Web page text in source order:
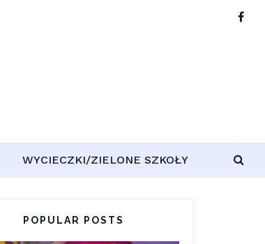
WYCIECZKI/ZIELONE SZKOŁY
POPULAR POSTS